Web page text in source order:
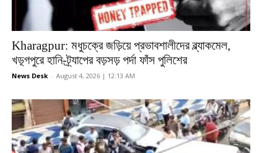
Kharagpur: মধুচক্রে জড়িয়ে প্রভাবশালীদের ব্ল্যাকমেল,
খড়্গপুরে হানি-ট্র্যাপের বড়সড় পর্দা ফাঁস পুলিশের
News Desk - August 4, 2026 | 12:13 AM